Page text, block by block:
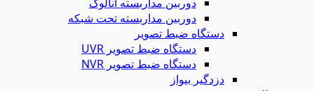
دوربین مداربسته تحت شبکه
دستگاه ضبط تصویر
دستگاه ضبط تصویر UVR
دستگاه ضبط تصویر NVR
دزدگیر بیواز